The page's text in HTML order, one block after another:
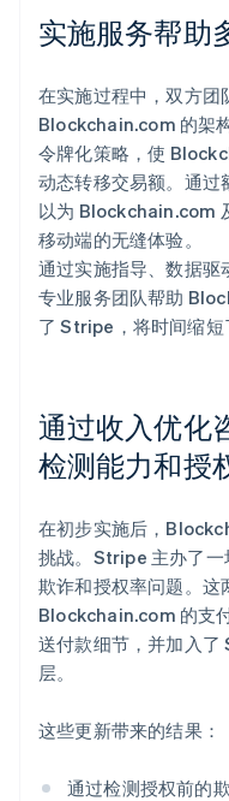
实施服务帮助
在实施过程中，双方团
Blockchain.com 的架
令牌化策略，使
动态转移交易额。通过
以为 Blockchain.com
移动端的无缝体验。
通过实施指导、数据
专业服务团队帮助
了 Stripe，将时间缩短
通过收入优化
检测能力和授
在初步实施后，
挑战。Stripe 主办了一
欺诈和授权率问题。这
Blockchain.com 的支
送付款细节，并加入
层。
这些更新带来的结果：
通过检测授权前的